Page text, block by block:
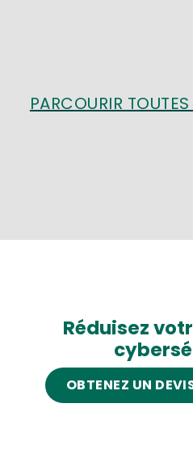
PARCOURIR
Réduisez
OBTENEZ UN